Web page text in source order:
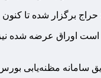
سامانه مظنه‌یابی